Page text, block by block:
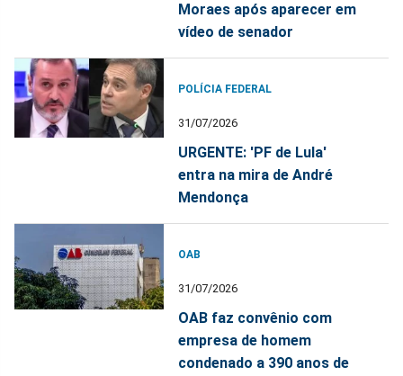
Moraes após aparecer em
vídeo de senador
POLÍCIA FEDERAL
31/07/2026
URGENTE: 'PF de Lula'
entra na mira de André
Mendonça
OAB
31/07/2026
OAB faz convênio com
empresa de homem
condenado a 390 anos de